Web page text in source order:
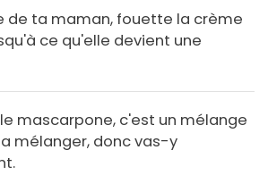
de ta maman, fouette la crème
ce qu'elle devient une
mascarpone, c'est un mélange
mélanger, donc vas-y